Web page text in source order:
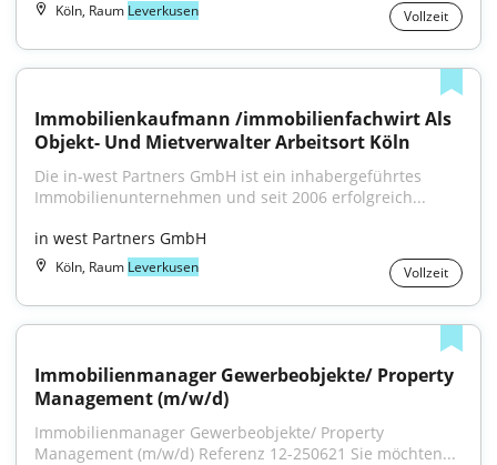
Köln, Raum Leverkusen Vollzeit
Immobilienkaufmann /immobilienfachwirt Als
Objekt- Und Mietverwalter Arbeitsort Köln
Die in-west Partners GmbH ist ein inhabergeführtes
Immobilienunternehmen und seit 2006 erfolgreich...
in west Partners GmbH
Köln, Raum Leverkusen Vollzeit
Immobilienmanager Gewerbeobjekte/ Property
Management (m/w/d)
Immobilienmanager Gewerbeobjekte/ Property
Management (m/w/d) Referenz 12-250621 Sie möchten...